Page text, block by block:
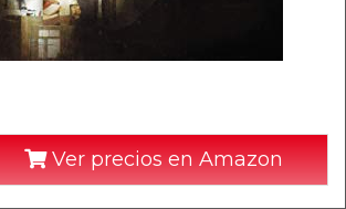
Ver precios en Amazon